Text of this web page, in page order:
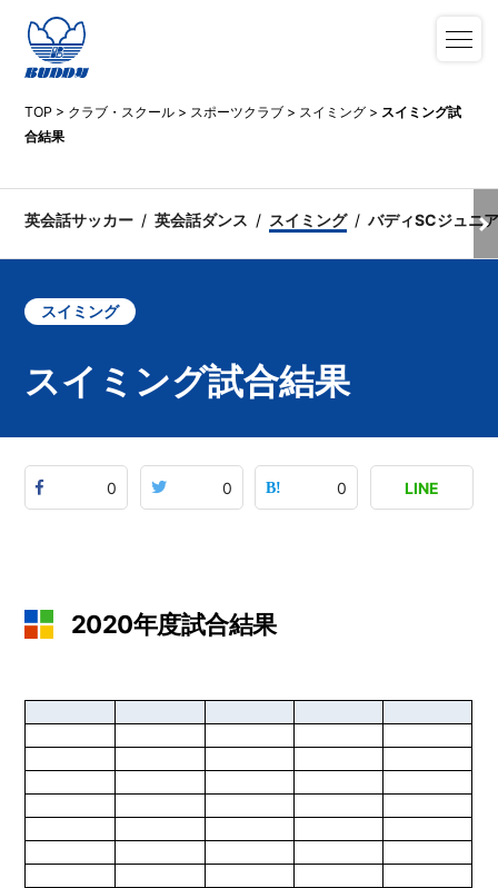
TOP > クラブ・スクール > スポーツクラブ > スイミング > スイミング試
合結果
英会話サッカー 英会話ダンス スイミング バディSCジュニ
スイミング
スイミング試合結果
0 0 0 LINE
2020年度試合結果